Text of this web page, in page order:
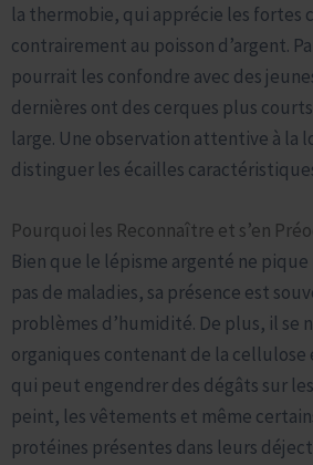
la thermobie, qui apprécie les fortes
contrairement au poisson d’argent.
pourrait les confondre avec des
dernières ont des cerques plus
large. Une observation attentive à la
distinguer les écailles
Pourquoi les Reconnaître et s’en
Bien que le lépisme argenté ne
pas de maladies, sa présence est
problèmes d’humidité. De plus, il se
organiques contenant de la cellulose
qui peut engendrer des dégâts sur
peint, les vêtements et même
protéines présentes dans leurs